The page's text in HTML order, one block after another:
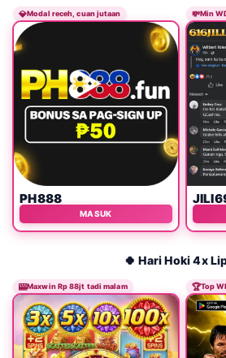
💎Modal receh, cuan jutaan
PH888
MASUK
💸Min
🍀 Hari Hoki 4x
🎰Maxwin Rp 88jt tadi malam 🏆Top